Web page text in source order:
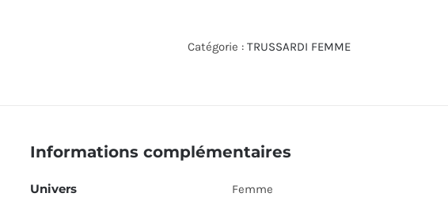
WATCH
Catégorie : TRUSSARDI FEMME
Informations complémentaires
Univers Femme